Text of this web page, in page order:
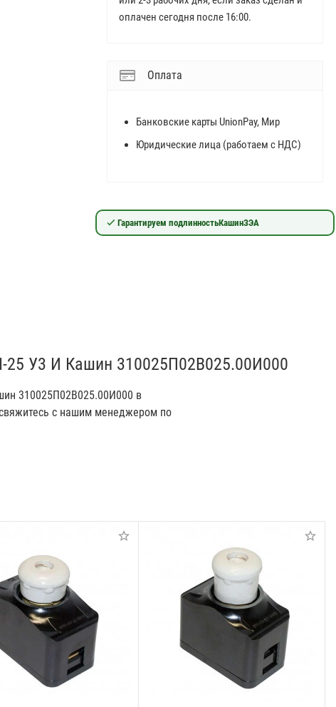
оплачен сегодня после 16:00.
Оплата
Банковские карты UnionPay, Мир
Юридические лица (работаем с НДС)
Гарантируем подлинностьКашинЗЭА
25 У3 И Кашин 310025П02В025.00И000
310025П02В025.00И000 в
с нашим менеджером по